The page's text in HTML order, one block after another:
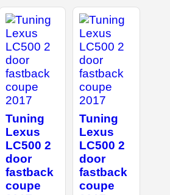
Tuning
Lexus
LC500 2
door
fastback
coupe
Tuning
Lexus
LC500 2
door
fastback
coupe